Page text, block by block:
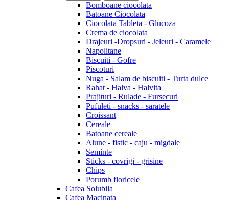
Bomboane ciocolata
Batoane Ciocolata
Ciocolata Tableta - Glucoza
Crema de ciocolata
Drajeuri -Dropsuri - Jeleuri - Caramele
Napolitane
Biscuiti - Gofre
Piscoturi
Nuga - Salam de biscuiti - Turta dulce
Rahat - Halva - Halvita
Prajituri - Rulade - Fursecuri
Pufuleti - snacks - saratele
Croissant
Cereale
Batoane cereale
Alune - fistic - caju - migdale
Seminte
Sticks - covrigi - grisine
Chips
Porumb floricele
Cafea Solubila
Cafea Macinata